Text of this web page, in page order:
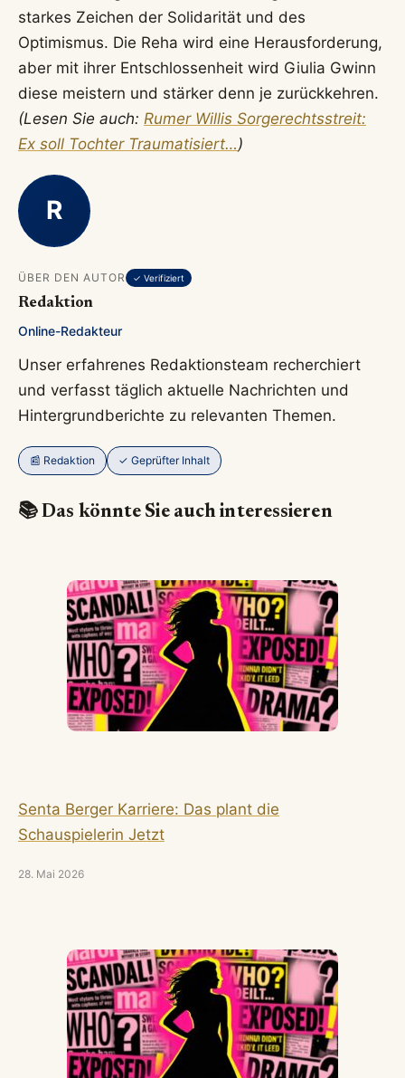
starkes Zeichen der Solidarität und des
Optimismus. Die Reha wird eine Herausforderung,
aber mit ihrer Entschlossenheit wird Giulia Gwinn
diese meistern und stärker denn je zurückkehren.
(Lesen Sie auch: Rumer Willis Sorgerechtsstreit:
Ex soll Tochter Traumatisiert…)
R
ÜBER DEN AUTOR ✓ Verifiziert
Redaktion
Online-Redakteur
Unser erfahrenes Redaktionsteam recherchiert
und verfasst täglich aktuelle Nachrichten und
Hintergrundberichte zu relevanten Themen.
📰 Redaktion ✓ Geprüfter Inhalt
📚 Das könnte Sie auch interessieren
Senta Berger Karriere: Das plant die
Schauspielerin Jetzt
28. Mai 2026